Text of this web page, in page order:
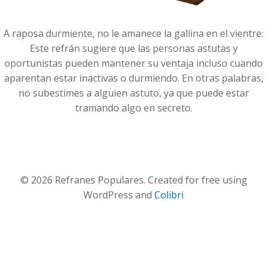
A raposa durmiente, no le amanece la gallina en el vientre:
Este refrán sugiere que las personas astutas y
oportunistas pueden mantener su ventaja incluso cuando
aparentan estar inactivas o durmiendo. En otras palabras,
no subestimes a alguien astuto, ya que puede estar
tramando algo en secreto.
© 2026 Refranes Populares. Created for free using
WordPress and Colibri